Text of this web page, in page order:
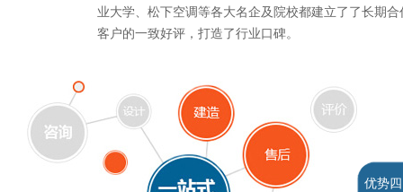
业大学、松下空调等各大名企及院校都建立了了长期合作
客户的一致好评，打造了行业口碑。
优势四